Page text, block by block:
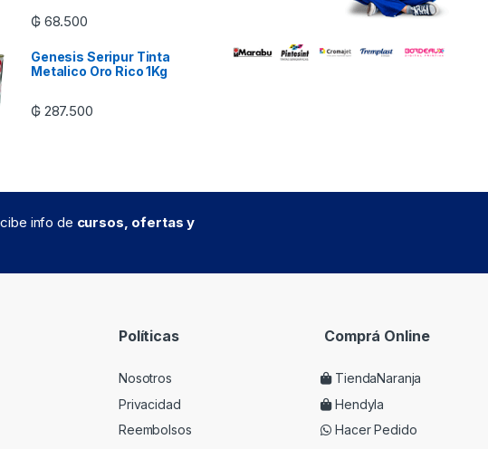
₲ 68.500
Genesis Seripur Tinta
Metalico Oro Rico 1Kg
₲ 287.500
info de cursos, ofertas y
Políticas
Nosotros
Privacidad
Reembolsos
Comprá Online
TiendaNaranja
Hendyla
Hacer Pedido